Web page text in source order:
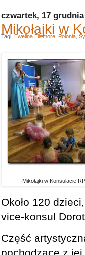
czwartek, 17 grudnia
Mikołajki w
Mikołajki w Konsulacie
Około 120
vice-konsul
Część
pochodzące z
Tagi: Ewelina Elismore Polonia